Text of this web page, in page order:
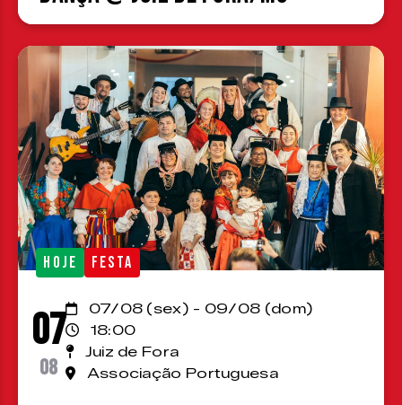
HOJE FESTA
07
08
07/08 (sex) - 09/08 (dom)
18:00
Juiz de Fora
Associação Portuguesa